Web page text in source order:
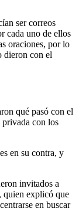
ser correos
cada uno de ellos
oraciones, por lo
dieron con el
qué pasó con el
privada con los
en su contra, y
invitados a
quien explicó que
en buscar